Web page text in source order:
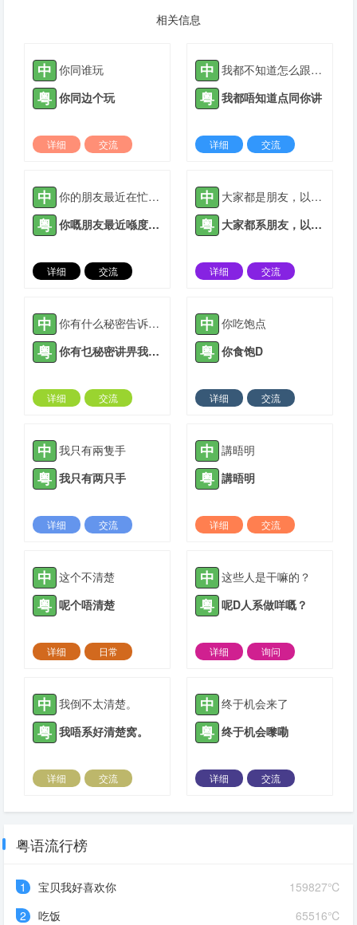
相关信息
中 你同谁玩
粤 你同边个玩
详细
交流
中 我都不知道怎么跟你说
粤 我都唔知道点同你讲
详细
交流
中 你的朋友最近在忙些什么？
粤 你嘅朋友最近喺度忙乜嘢？
详细
交流
中 大家都是朋友，以后相互关照。
粤 大家都系朋友，以后相互关照。
详细
交流
中 你有什么秘密告诉我？
粤 你有乜秘密讲畀我知？
详细
交流
中 你吃饱点
粤 你食饱D
详细
交流
中 我只有兩隻手
粤 我只有两只手
详细
交流
中 講晤明
粤 講晤明
详细
交流
中 这个不清楚
粤 呢个唔清楚
详细
日常
中 这些人是干嘛的？
粤 呢D人系做咩嘅？
详细
询问
中 我倒不太清楚。
粤 我唔系好清楚窝。
详细
交流
中 终于机会来了
粤 终于机会嚟嘞
详细
交流
粤语流行榜
159827℃
1
宝贝我好喜欢你
65516℃
2
吃饭